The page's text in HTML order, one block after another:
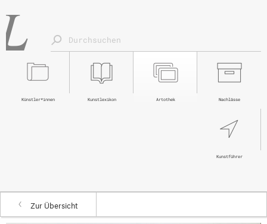
Nachlässe
Artothek
Kunstlexikon
Künstler*innen
Kunstführer
Zur Übersicht